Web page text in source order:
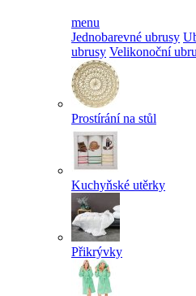
menu
Jednobarevné ubrusy
ubrusy Velikonoční
Prostírání na stůl
Kuchyňské utěrky
Přikrývky